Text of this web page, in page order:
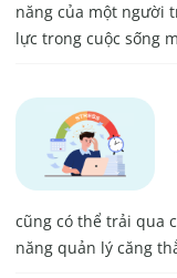
năng của một người
lực trong cuộc sống
cũng có thể trải qua
năng quản lý căng